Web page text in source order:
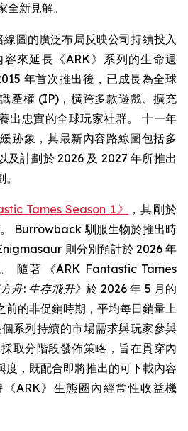
全新見解。
圖的廣泛布局反映公司持續投入
來延長《ARK》系列的生命週
年首次推出後，已成長為全球
產權 (IP)，橫跨多款遊戲、擴充
出忠實的全球玩家社群。 十一年
跡象，其最新內容路線圖包括多
及計劃於 2026 及 2027 年所推出
Tames Season 1》
，其剛於
Burrowback 馴服生物於推出時
則分別預計於 2026 年
隨著
《ARK Fantastic Tames
方舟: 生存飛升》於 2026 年 5 月的
前的非促銷時期，平均每日銷量上
系列持續的市場需求與玩家參與
取分階段發佈策略，旨在貫穿內
度，既配合即將推出的可下載內容
ARK》生態圈內經常性收益機